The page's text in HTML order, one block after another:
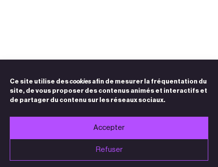
Ce site utilise descookies afin de mesurer la fréquentation du
site, de vous proposer des contenus animés et interactifs et
de partager du contenu sur les réseaux sociaux.
Accepter
Refuser